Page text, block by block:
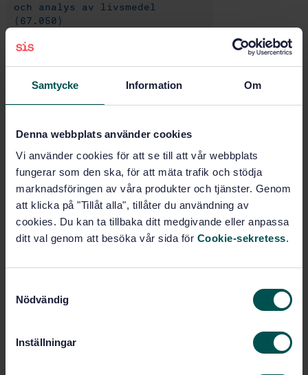
Samtycke Information Om
Denna webbplats använder cookies
Vi använder cookies för att se till att vår webbplats
fungerar som den ska, för att mäta trafik och stödja
marknadsföringen av våra produkter och tjänster. Genom
att klicka på "Tillåt alla", tillåter du användning av
cookies. Du kan ta tillbaka ditt medgivande eller anpassa
ditt val genom att besöka vår sida för Cookie-sekretess.
Nödvändig
Inställningar
och analys av livsmedel
(67.050)
STANDARD
Bestämning av totalkvicksilver i livsmedel med
atomabsorptionsspektrometri (AAS) – Kallångteknik
efter uppslutning under tryck
Prenumerera på standarden - Läs mer
Lägg i varukorgen